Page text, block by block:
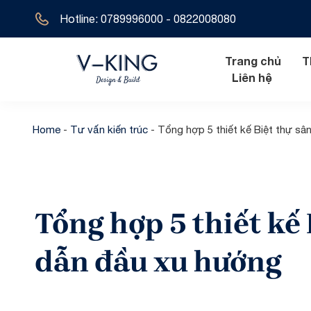
Hotline: 0789996000 - 0822008080
Trang chủ
Biệt thự cổ
Biệt thự 1 tầng
Nội thất cổ
Liên hệ
Home- Tư vấn kiến trúc- Tổng hợp 5 thiết kế Biệt thự
Tổng hợp 5 thiết
dẫn đầu xu hướng